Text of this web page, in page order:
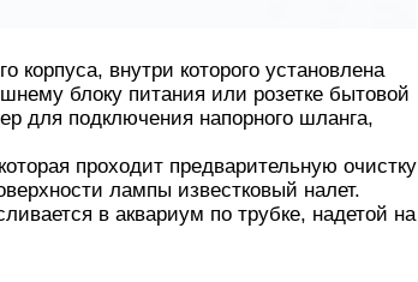
корпуса, внутри которого установлена
блоку питания или розетке бытовой
для подключения напорного шланга,
проходит предварительную очистку
лампы известковый налет.
в аквариум по трубке, надетой на